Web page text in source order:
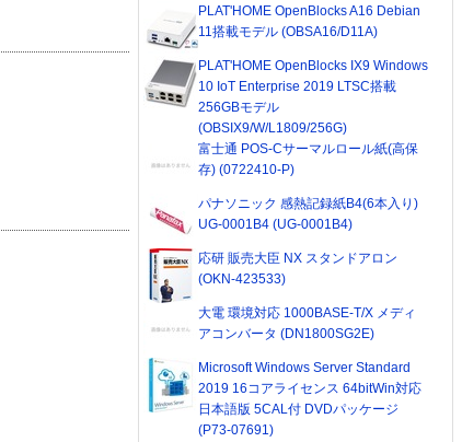
PLAT'HOME OpenBlocks A16 Debian
11搭載モデル (OBSA16/D11A)
PLAT'HOME OpenBlocks IX9 Windows
10 IoT Enterprise 2019 LTSC搭載
256GBモデル
(OBSIX9/W/L1809/256G)
富士通 POS-Cサーマルロール紙(高保
存) (0722410-P)
パナソニック 感熱記録紙B4(6本入り)
UG-0001B4 (UG-0001B4)
応研 販売大臣 NX スタンドアロン
(OKN-423533)
大電 環境対応 1000BASE-T/X メディ
アコンバータ (DN1800SG2E)
Microsoft Windows Server Standard
2019 16コアライセンス 64bitWin対応
日本語版 5CAL付 DVDパッケージ
(P73-07691)